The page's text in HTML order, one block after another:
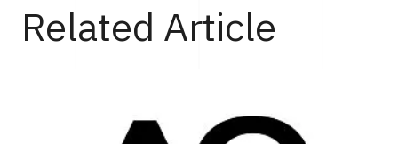
Related Article